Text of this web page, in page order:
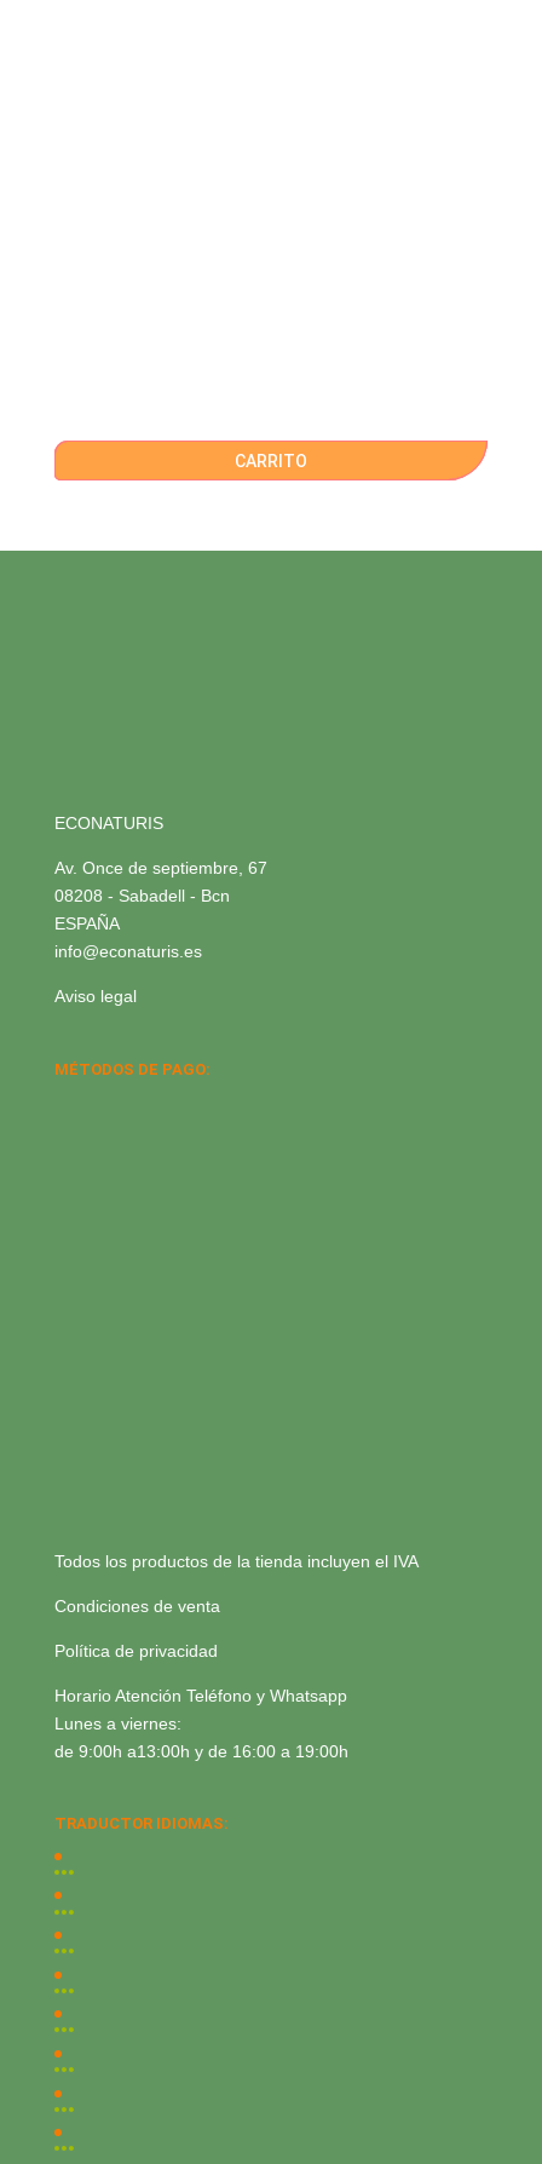
CARRITO
ECONATURIS
Av. Once de septiembre, 67
08208 - Sabadell - Bcn
ESPAÑA
info@econaturis.es
Aviso legal
MÉTODOS DE PAGO:
Todos los productos de la tienda incluyen el IVA
Condiciones de venta
Política de privacidad
Horario Atención Teléfono y Whatsapp
Lunes a viernes:
de 9:00h a13:00h y de 16:00 a 19:00h
TRADUCTOR IDIOMAS: